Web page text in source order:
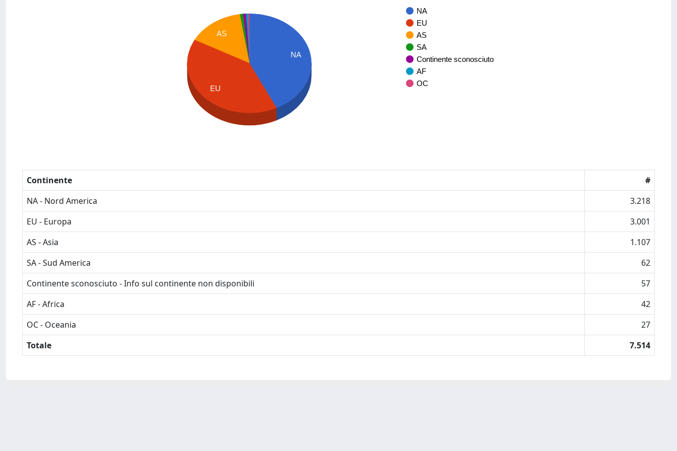
NA
EU
AS
SA
Continente sconosciuto
AF
OC
NA
AS
EU
Continente
#
NA - Nord America
3.218
EU - Europa
3.001
AS - Asia
1.107
SA - Sud America
62
Continente sconosciuto - Info sul continente non disponibili
57
AF - Africa
42
OC - Oceania
27
Totale
7.514